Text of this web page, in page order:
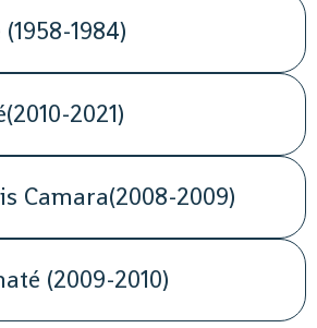
1984)
2021)
Camara(2008-2009)
(2009-2010)